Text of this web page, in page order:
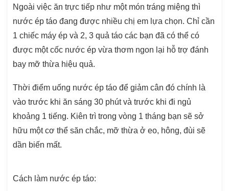
Ngoài việc ăn trực tiếp như một món tráng miệng thì
nước ép táo đang được nhiều chị em lựa chọn. Chỉ cần
1 chiếc máy ép và 2, 3 quả táo các bạn đã có thể có
được một cốc nước ép vừa thơm ngon lại hỗ trợ đánh
bay mỡ thừa hiệu quả.
Thời điểm uống nước ép táo để giảm cân đó chính là
vào trước khi ăn sáng 30 phút và trước khi đi ngủ
khoảng 1 tiếng. Kiên trì trong vòng 1 tháng bạn sẽ sở
hữu một cơ thể săn chắc, mỡ thừa ở eo, hông, đùi sẽ
dần biến mất.
Cách làm nước ép táo: